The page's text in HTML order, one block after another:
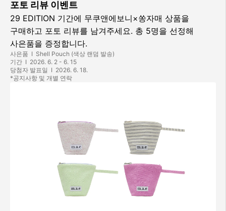
포토 리뷰 이벤트
29 EDITION 기간에 무쿠앤에보니×쏭자매 상품을
구매하고 포토 리뷰를 남겨주세요. 총 5명을 선정해
사은품을 증정합니다.
사은품  I  Shell Pouch (색상 랜덤 발송)
기간  I  2026. 6. 2 - 6. 15
당첨자 발표일  I  2026. 6. 18.
*공지사항 및 개별 연락